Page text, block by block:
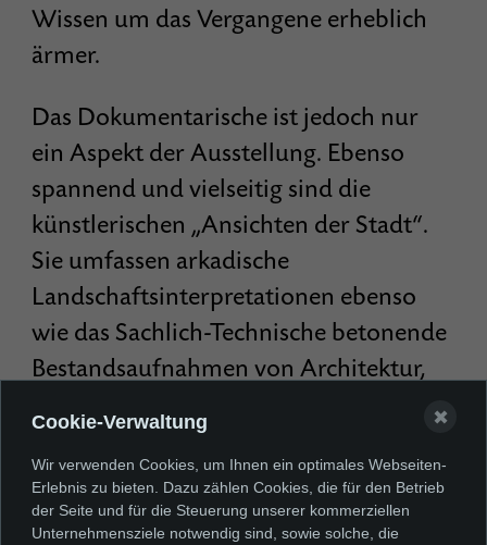
Wissen um das Vergangene erheblich
ärmer.
Das Dokumentarische ist jedoch nur
ein Aspekt der Ausstellung. Ebenso
spannend und vielseitig sind die
künstlerischen „Ansichten der Stadt“.
Sie umfassen arkadische
Landschaftsinterpretationen ebenso
wie das Sachlich-Technische betonende
Bestandsaufnahmen von Architektur,
Landschaftsverklärungen ebenso wie
visionäre Übersteigerungen und
expressive Deformationen.
Cookie-Verwaltung
Wir verwenden Cookies, um Ihnen ein optimales Webseiten-
Erlebnis zu bieten. Dazu zählen Cookies, die für den Betrieb
der Seite und für die Steuerung unserer kommerziellen
Unternehmensziele notwendig sind, sowie solche, die
✖